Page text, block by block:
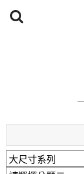
捷運： 中和
原Line已
開車：中山路